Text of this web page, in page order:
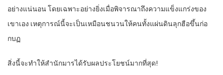
อย่างแน่นอน โดยเฉพาะอย่างยิ่งเมื่อพิจารณาถึงความแข็งแกร่งของ
เขาเอง เหตุการณ์นี้จะเป็นเหมือนชนวนให้คนทั้งแผ่นดินลุกฮือขึ้นก่อ
กบฏ
สิ่งนี้จะทำให้สำนักมารได้รับผลประโยชน์มากที่สุด!